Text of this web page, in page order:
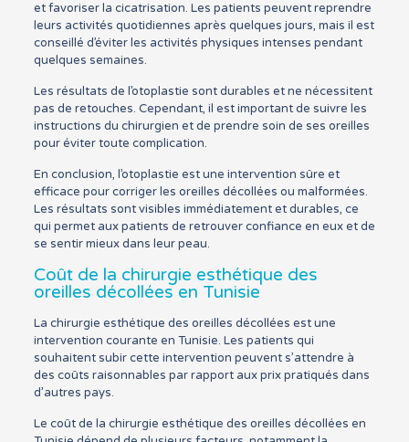
et favoriser la cicatrisation. Les patients peuvent reprendre
leurs activités quotidiennes après quelques jours, mais il est
conseillé d’éviter les activités physiques intenses pendant
quelques semaines.
Les résultats de l’otoplastie sont durables et ne nécessitent
pas de retouches. Cependant, il est important de suivre les
instructions du chirurgien et de prendre soin de ses oreilles
pour éviter toute complication.
En conclusion, l’otoplastie est une intervention sûre et
efficace pour corriger les oreilles décollées ou malformées.
Les résultats sont visibles immédiatement et durables, ce
qui permet aux patients de retrouver confiance en eux et de
se sentir mieux dans leur peau.
Coût de la chirurgie esthétique des
oreilles décollées en Tunisie
La chirurgie esthétique des oreilles décollées est une
intervention courante en Tunisie. Les patients qui
souhaitent subir cette intervention peuvent s’attendre à
des coûts raisonnables par rapport aux prix pratiqués dans
d’autres pays.
Le coût de la chirurgie esthétique des oreilles décollées en